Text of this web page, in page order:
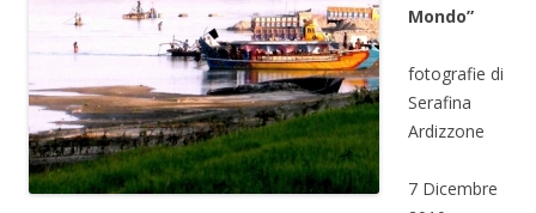
Mondo”
fotografie di
Serafina
Ardizzone
7 Dicembre